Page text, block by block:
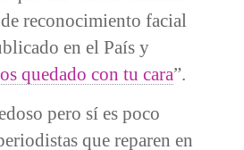
reconocimiento facial
en el País y
quedado con tu cara”.
pero sí es poco
que reparen en